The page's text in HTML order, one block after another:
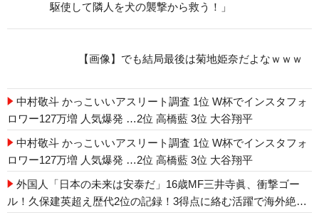
駆使して隣人を犬の襲撃から救う！」
【画像】でも結局最後は菊地姫奈だよなｗｗｗ
中村敬斗 かっこいいアスリート調査 1位 W杯でインスタフォ
ロワー127万増 人気爆発 …2位 高橋藍 3位 大谷翔平
中村敬斗 かっこいいアスリート調査 1位 W杯でインスタフォ
ロワー127万増 人気爆発 …2位 高橋藍 3位 大谷翔平
外国人「日本の未来は安泰だ」16歳MF三井寺眞、衝撃ゴー
ル！久保建英超え歴代2位の記録！3得点に絡む活躍で海外絶